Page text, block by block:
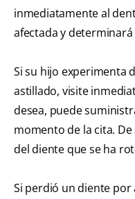
inmediatamente al
afectada y
Si su hijo experimenta
astillado, visite
desea, puede
momento de la cita.
del diente que se ha
Si perdió un diente por